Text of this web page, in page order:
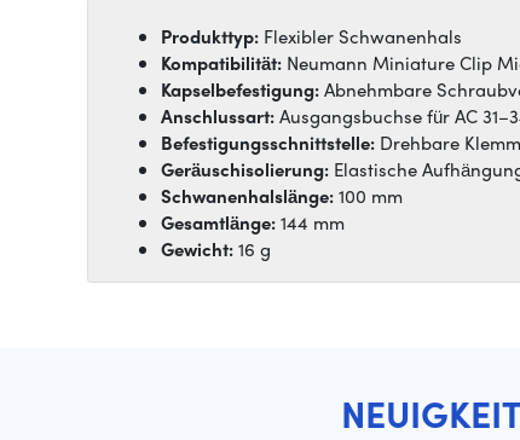
Produkttyp: Flexibler Schwanenhals
Kompatibilität: Neumann Miniature Clip
Kapselbefestigung:Abnehmbare
Anschlussart:Ausgangsbuchse für AC
Befestigungsschnittstelle: Drehbare
Geräuschisolierung: Elastische
Schwanenhalslänge:100 mm
Gesamtlänge:144 mm
Gewicht:16 g